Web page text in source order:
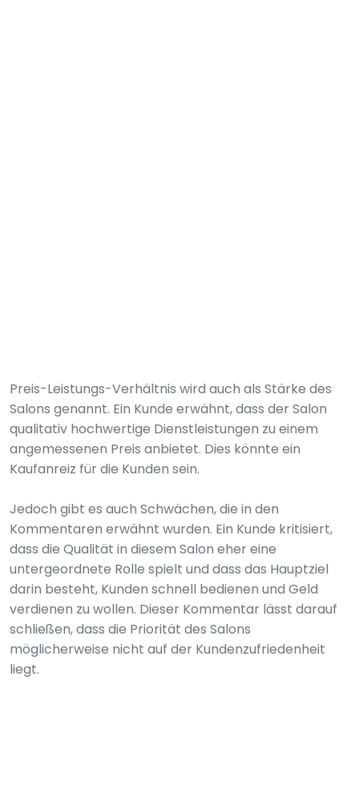
Preis-Leistungs-Verhältnis wird auch als Stärke des
Salons genannt. Ein Kunde erwähnt, dass der Salon
qualitativ hochwertige Dienstleistungen zu einem
angemessenen Preis anbietet. Dies könnte ein
Kaufanreiz für die Kunden sein.
Jedoch gibt es auch Schwächen, die in den
Kommentaren erwähnt wurden. Ein Kunde kritisiert,
dass die Qualität in diesem Salon eher eine
untergeordnete Rolle spielt und dass das Hauptziel
darin besteht, Kunden schnell bedienen und Geld
verdienen zu wollen. Dieser Kommentar lässt darauf
schließen, dass die Priorität des Salons
möglicherweise nicht auf der Kundenzufriedenheit
liegt.